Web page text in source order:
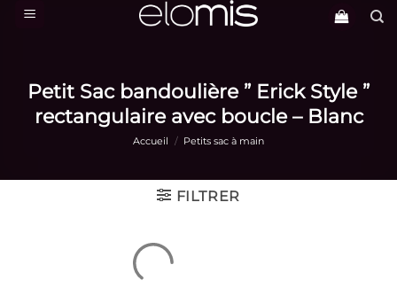
Passer
Petit Sac bandoulière ” Erick Style ”
rectangulaire avec boucle – Blanc
Accueil / Petits sac à main
FILTRER